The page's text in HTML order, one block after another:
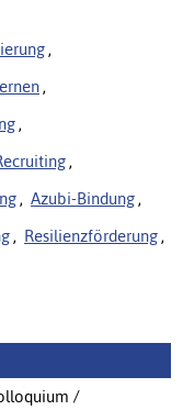
,
,
,
,
, Azubi-Bindung ,
, Resilienzförderung ,
/